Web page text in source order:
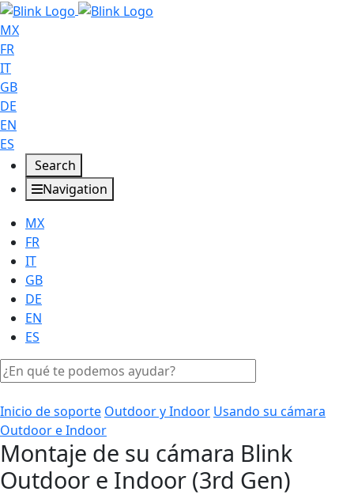
MX
FR
IT
GB
DE
EN
ES
Search
Navigation
MX
FR
IT
GB
DE
EN
ES
Inicio de soporte Outdoor y Indoor Usando su cámara
Outdoor e Indoor
Montaje de su cámara Blink
Outdoor e Indoor (3rd Gen)